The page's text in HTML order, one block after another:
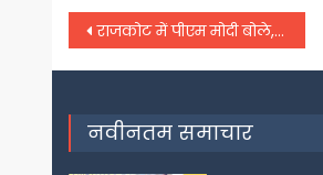
Post
navigation
राजकोट में पीएम मोदी बोले, जो लोग सरदार पटेल की नहीं करते इज्जत; उनके लिए गुजरात में नहीं होनी चाहिए कोई जगह
नवीनतम समाचार